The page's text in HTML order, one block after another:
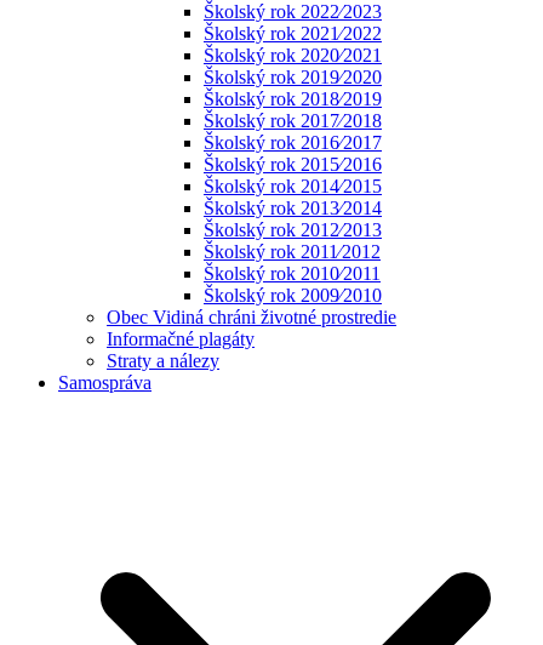
Školský rok 2022⁄2023
Školský rok 2021⁄2022
Školský rok 2020⁄2021
Školský rok 2019⁄2020
Školský rok 2018⁄2019
Školský rok 2017⁄2018
Školský rok 2016⁄2017
Školský rok 2015⁄2016
Školský rok 2014⁄2015
Školský rok 2013⁄2014
Školský rok 2012⁄2013
Školský rok 2011⁄2012
Školský rok 2010⁄2011
Školský rok 2009⁄2010
Obec Vidiná chráni životné prostredie
Informačné plagáty
Straty a nálezy
Samospráva